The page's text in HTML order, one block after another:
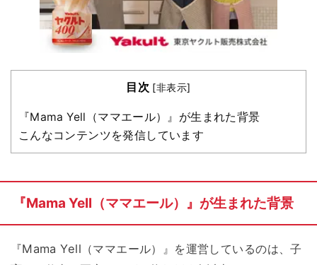
目次 [非表示]
『Mama Yell（ママエール）』が生まれた背景
こんなコンテンツを発信しています
『Mama Yell（ママエール）』が生まれた背景
『Mama Yell（ママエール）』を運営しているのは、子